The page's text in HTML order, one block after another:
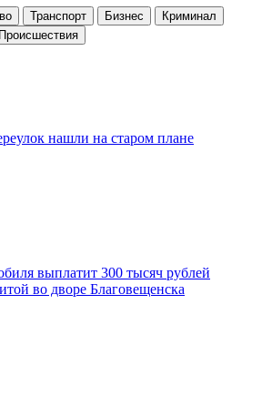
Транспорт Бизнес
Криминал
Проиcшествия
нашли на старом плане
выплатит 300 тысяч рублей
во дворе Благовещенска